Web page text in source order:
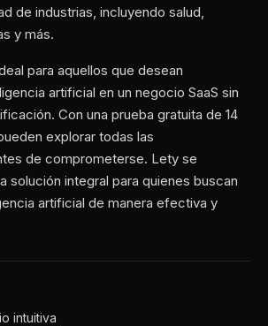
de industrias, incluyendo salud,
y más.
para aquellos que desean
artificial en un negocio SaaS sin
Con una prueba gratuita de 14
explorar todas las
de comprometerse. Lety se
solución integral para quienes buscan
artificial de manera efectiva y
intuitiva